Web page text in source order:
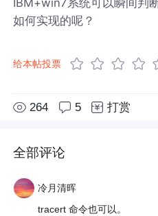
如何实现的呢？
给本帖投票
264 5 打赏
全部评论
冷月清晖
tracert 命令也可以。